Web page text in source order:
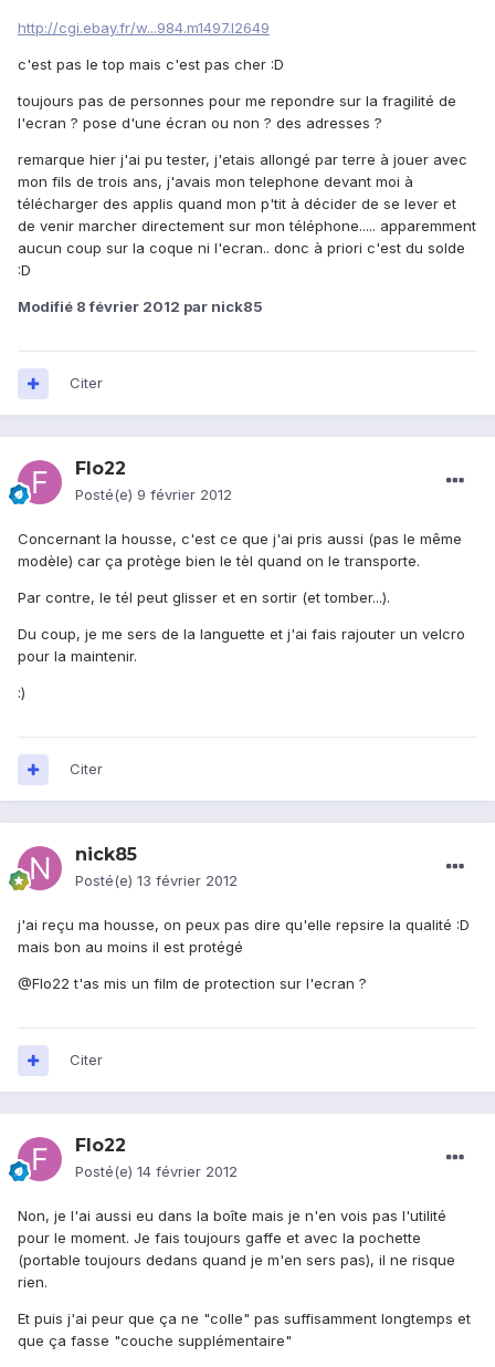
http://cgi.ebay.fr/w...984.m1497.l2649
c'est pas le top mais c'est pas cher :D
toujours pas de personnes pour me repondre sur la fragilité de
l'ecran ? pose d'une écran ou non ? des adresses ?
remarque hier j'ai pu tester, j'etais allongé par terre à jouer avec
mon fils de trois ans, j'avais mon telephone devant moi à
télécharger des applis quand mon p'tit à décider de se lever et
de venir marcher directement sur mon téléphone..... apparemment
aucun coup sur la coque ni l'ecran.. donc à priori c'est du solde
:D
Modifié 8 février 2012 par nick85
Citer
Flo22
Posté(e) 9 février 2012
Concernant la housse, c'est ce que j'ai pris aussi (pas le même
modèle) car ça protège bien le tèl quand on le transporte.
Par contre, le tél peut glisser et en sortir (et tomber...).
Du coup, je me sers de la languette et j'ai fais rajouter un velcro
pour la maintenir.
:)
Citer
nick85
Posté(e) 13 février 2012
j'ai reçu ma housse, on peux pas dire qu'elle repsire la qualité :D
mais bon au moins il est protégé
@Flo22 t'as mis un film de protection sur l'ecran ?
Citer
Flo22
Posté(e) 14 février 2012
Non, je l'ai aussi eu dans la boîte mais je n'en vois pas l'utilité
pour le moment. Je fais toujours gaffe et avec la pochette
(portable toujours dedans quand je m'en sers pas), il ne risque
rien.
Et puis j'ai peur que ça ne "colle" pas suffisamment longtemps et
que ça fasse "couche supplémentaire"